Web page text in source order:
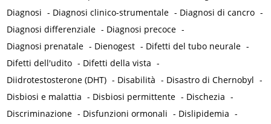
Diagnosi - Diagnosi clinico-strumentale - Diagnosi di cancro -
Diagnosi differenziale - Diagnosi precoce -
Diagnosi prenatale - Dienogest - Difetti del tubo neurale -
Difetti dell'udito - Difetti della vista -
Diidrotestosterone (DHT) - Disabilità - Disastro di Chernobyl -
Disbiosi e malattia - Disbiosi permittente - Dischezia -
Discriminazione - Disfunzioni ormonali - Dislipidemia -